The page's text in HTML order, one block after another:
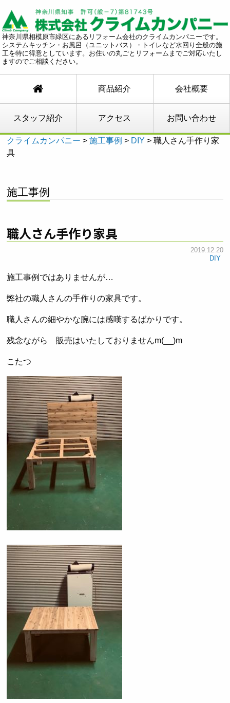
神奈川県相模原市緑区にあるリフォーム会社のクライムカンパニーです。
システムキッチン・お風呂（ユニットバス）・トイレなど水回り全般の施
工を特に得意としています。お住いの丸ごとリフォームまでご対応いたし
ますのでご相談ください。
商品紹介 会社概要
スタッフ紹介 アクセス お問い合わせ
クライムカンパニー >施工事例 > DIY >職人さん手作り家
具
施工事例
職人さん手作り家具
2019.12.20
DIY
施工事例ではありませんが…
弊社の職人さんの手作りの家具です。
職人さんの細やかな腕には感嘆するばかりです。
残念ながら 販売はいたしておりませんm(__)m
こたつ